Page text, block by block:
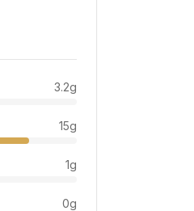
3.2g
15g
1g
0g